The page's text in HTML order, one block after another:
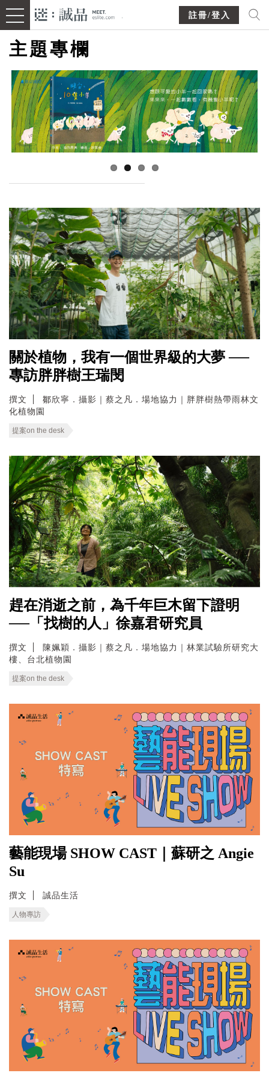
註冊/登入
主題專欄
關於植物，我有一個世界級的大夢 ──
專訪胖胖樹王瑞閔
撰文
鄒欣寧．攝影｜蔡之凡．場地協力｜胖胖樹熱帶雨林文
化植物園
提案on the desk
趕在消逝之前，為千年巨木留下證明
──「找樹的人」徐嘉君研究員
撰文
陳姵穎．攝影｜蔡之凡．場地協力｜林業試驗所研究大
樓、台北植物園
提案on the desk
藝能現場 SHOW CAST｜蘇研之 Angie
Su
撰文 誠品生活
人物專訪